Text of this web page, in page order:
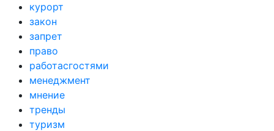
курорт
закон
запрет
право
работасгостями
менеджмент
мнение
тренды
туризм